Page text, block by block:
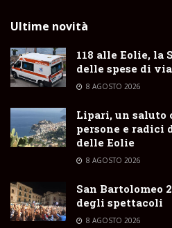
Ultime novità
118 alle Eolie, la
delle spese di
8 AGOSTO 2026
Lipari, un saluto
persone e radici
delle Eolie
8 AGOSTO 2026
San Bartolomeo
degli spettacoli
8 AGOSTO 2026